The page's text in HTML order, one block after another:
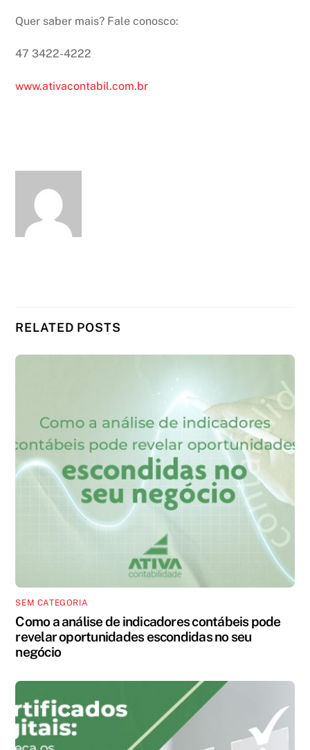
Quer saber mais? Fale conosco:
47 3422-4222
www.ativacontabil.com.br
RELATED POSTS
SEM CATEGORIA
Como a análise de indicadores contábeis pode
revelar oportunidades escondidas no seu
negócio